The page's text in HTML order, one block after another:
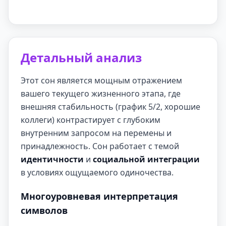
Детальный анализ
Этот сон является мощным отражением
вашего текущего жизненного этапа, где
внешняя стабильность (график 5/2, хорошие
коллеги) контрастирует с глубоким
внутренним запросом на перемены и
принадлежность. Сон работает с темой
идентичности и социальной интеграции
в условиях ощущаемого одиночества.
Многоуровневая интерпретация
символов